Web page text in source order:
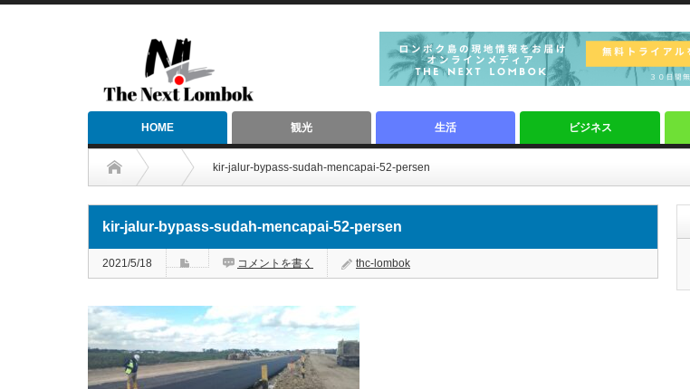
HOME 観光 生活 ビジネス
kir-jalur-bypass-sudah-mencapai-52-persen
kir-jalur-bypass-sudah-mencapai-52-persen
2021/5/18 コメントを書く thc-lombok